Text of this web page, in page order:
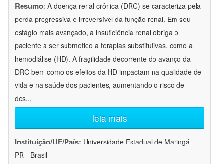
Resumo: A doença renal crônica (DRC) se caracteriza pela
perda progressiva e irreversível da função renal. Em seu
estágio mais avançado, a insuficiência renal obriga o
paciente a ser submetido a terapias substitutivas, como a
hemodiálise (HD). A fragilidade decorrente do avanço da
DRC bem como os efeitos da HD impactam na qualidade de
vida e na saúde dos pacientes, aumentando o risco de
des...
leia mais
Instituição/UF/País: Universidade Estadual de Maringá -
PR - Brasil